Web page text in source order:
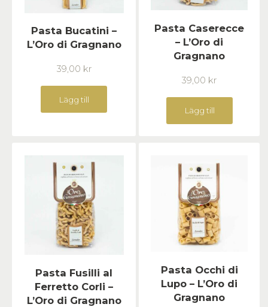
Pasta Bucatini –
L’Oro di Gragnano
39,00 kr
Lägg till
Pasta Caserecce
– L’Oro di
Gragnano
39,00 kr
Lägg till
Pasta Fusilli al
Ferretto Corli –
L’Oro di Gragnano
Pasta Occhi di
Lupo – L’Oro di
Gragnano